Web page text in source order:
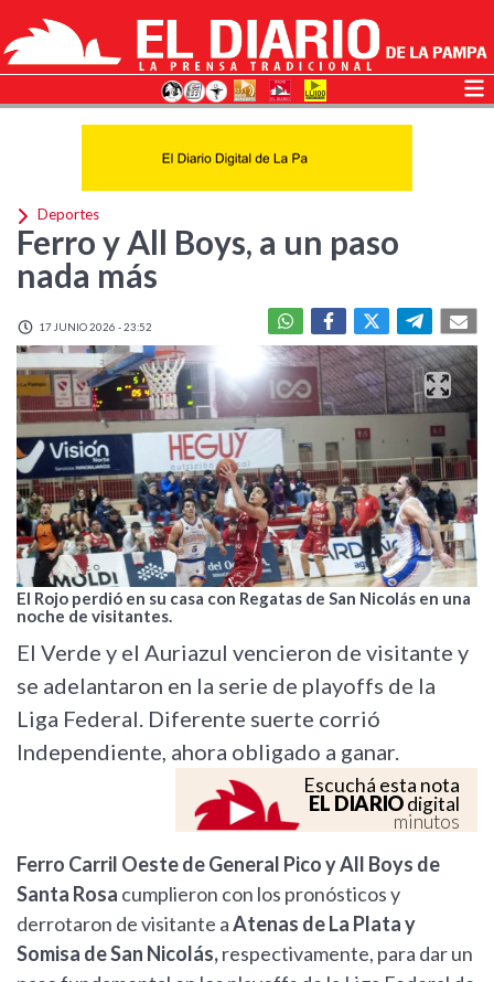
Deportes
Ferro y All Boys, a un paso
nada más
17 JUNIO 2026 - 23:52
El Rojo perdió en su casa con Regatas de San Nicolás en una
noche de visitantes.
El Verde y el Auriazul vencieron de visitante y
se adelantaron en la serie de playoffs de la
Liga Federal. Diferente suerte corrió
Independiente, ahora obligado a ganar.
Escuchá esta nota
EL DIARIOdigital
minutos
Ferro Carril Oeste de General Pico y All Boys de
Santa Rosa cumplieron con los pronósticos y
derrotaron de visitante aAtenas de La Plata y
Somisa de San Nicolás,respectivamente, para dar un